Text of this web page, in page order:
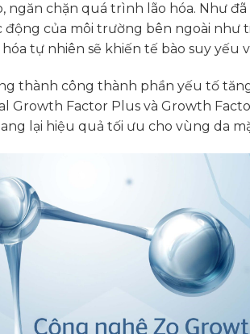
ngăn chặn quá trình lão hóa. Như
của môi trường bên ngoài như
tự nhiên sẽ khiến tế bào suy yếu
thành công thành phần yếu tố
Growth Factor Plus và Growth
lại hiệu quả tối ưu cho vùng da